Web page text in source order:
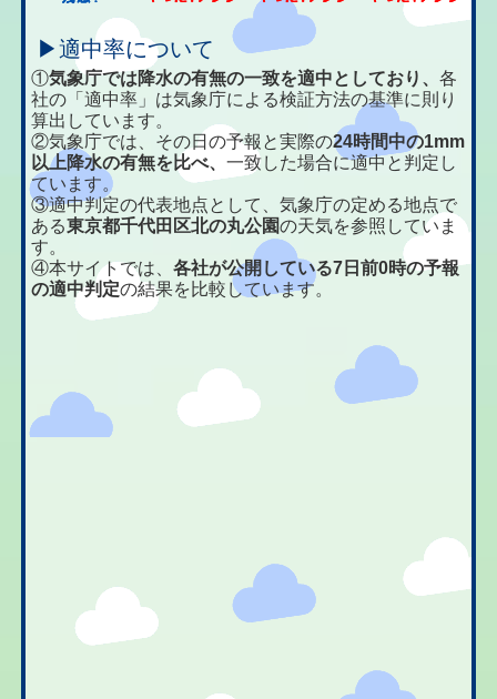
▶適中率について
①気象庁では降水の有無の一致を適中としており、各
社の「適中率」は気象庁による検証方法の基準に則り
算出しています。
②気象庁では、その日の予報と実際の24時間中の1mm
以上降水の有無を比べ、一致した場合に適中と判定し
ています。
③適中判定の代表地点として、気象庁の定める地点で
ある東京都千代田区北の丸公園の天気を参照していま
す。
④本サイトでは、各社が公開している7日前0時の予報
の適中判定の結果を比較しています。